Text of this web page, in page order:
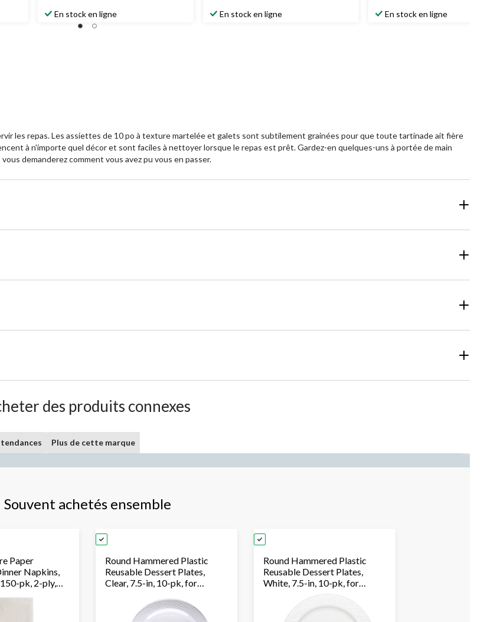
En stock en ligne En stock en ligne En stock en ligne
les repas. Les assiettes de 10 po à texture martelée et galets sont subtilement grainées pour que toute tartinade ait fière
à n'importe quel décor et sont faciles à nettoyer lorsque le repas est prêt. Gardez-en quelques-uns à portée de main
demanderez comment vous avez pu vous en passer.
des produits connexes
Plus de cette marque
Souvent achetés ensemble
Paper
Napkins,
pk, 2-ply,
Round Hammered Plastic
Reusable Dessert Plates,
Clear, 7.5-in, 10-pk, for
Year's Eve/Birthday Party
Round Hammered Plastic
Reusable Dessert Plates,
White, 7.5-in, 10-pk, for
Year's Eve/Birthday Party